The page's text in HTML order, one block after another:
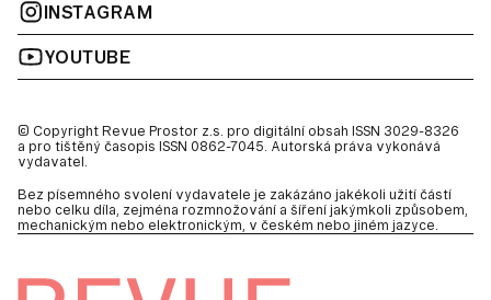
INSTAGRAM
YOUTUBE
© Copyright Revue Prostor z.s. pro digitální obsah ISSN 3029-8326
a pro tištěný časopis ISSN 0862-7045. Autorská práva vykonává
vydavatel.
Bez písemného svolení vydavatele je zakázáno jakékoli užití částí
nebo celku díla, zejména rozmnožování a šíření jakýmkoli způsobem,
mechanickým nebo elektronickým, v českém nebo jiném jazyce.